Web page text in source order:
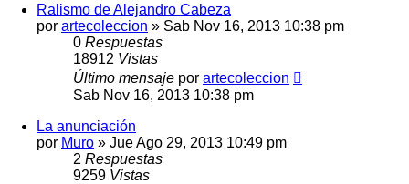
Ralismo de Alejandro Cabeza
por artecoleccion » Sab Nov 16, 2013 10:38 pm
0 Respuestas
18912 Vistas
Último mensaje por artecoleccion
Sab Nov 16, 2013 10:38 pm
La anunciación
por Muro » Jue Ago 29, 2013 10:49 pm
2 Respuestas
9259 Vistas